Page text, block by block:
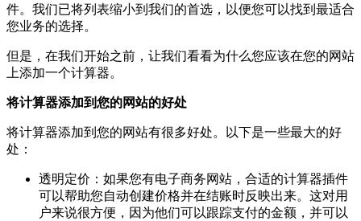
件。我们已将列表缩小到我们的首选，以便您可以找到最适合
您业务的选择。
但是，在我们开始之前，让我们看看为什么您应该在您的网站
上添加一个计算器。
将计算器添加到您的网站的好处
将计算器添加到您的网站有很多好处。以下是一些最大的好
处：
透明定价：如果您有电子商务网站，合适的计算器插件
可以帮助您自动创建价格并在结账时反映出来。这对用
户来说很方便，因为他们可以跟踪支付的金额，并可以